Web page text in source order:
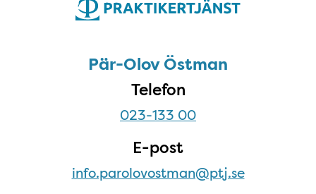
Pär-Olov ÖstmanPär-Olov Östman
Telefon
023-133 00
E-post
info.parolovostman@ptj.se